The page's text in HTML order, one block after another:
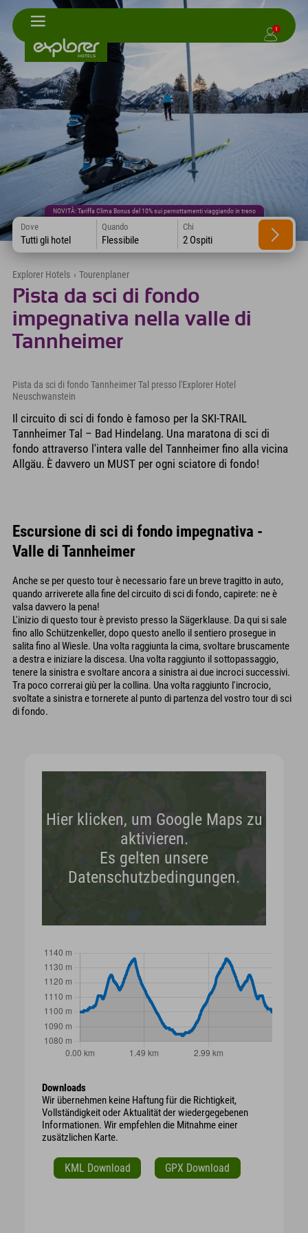
1
NOVITÀ: Tariffa Clima Bonus del 10% sui pernottamenti viaggiando in treno
Dove
Tutti gli hotel
Quando
Flessibile
Chi
2 Ospiti
Explorer Hotels › Tourenplaner
Pista da sci di fondo
impegnativa nella valle di
Tannheimer
Pista da sci di fondo Tannheimer Tal presso l'Explorer Hotel
Neuschwanstein
Il circuito di sci di fondo è famoso per la SKI-TRAIL
Tannheimer Tal – Bad Hindelang. Una maratona di sci di
fondo attraverso l'intera valle del Tannheimer fino alla vicina
Allgäu. È davvero un MUST per ogni sciatore di fondo!
Escursione di sci di fondo impegnativa -
Valle di Tannheimer
Anche se per questo tour è necessario fare un breve tragitto in auto,
quando arriverete alla fine del circuito di sci di fondo, capirete: ne è
valsa davvero la pena!
L'inizio di questo tour è previsto presso la Sägerklause. Da qui si sale
fino allo Schützenkeller, dopo questo anello il sentiero prosegue in
salita fino al Wiesle. Una volta raggiunta la cima, svoltare bruscamente
a destra e iniziare la discesa. Una volta raggiunto il sottopassaggio,
tenere la sinistra e svoltare ancora a sinistra ai due incroci successivi.
Tra poco correrai giù per la collina. Una volta raggiunto l'incrocio,
svoltate a sinistra e tornerete al punto di partenza del vostro tour di sci
di fondo.
Hier klicken, um Google Maps zu
aktivieren.
Es gelten unsere
Datenschutzbedingungen.
Downloads
Wir übernehmen keine Haftung für die Richtigkeit,
Vollständigkeit oder Aktualität der wiedergegebenen
Informationen. Wir empfehlen die Mitnahme einer
zusätzlichen Karte.
KML Download GPX Download